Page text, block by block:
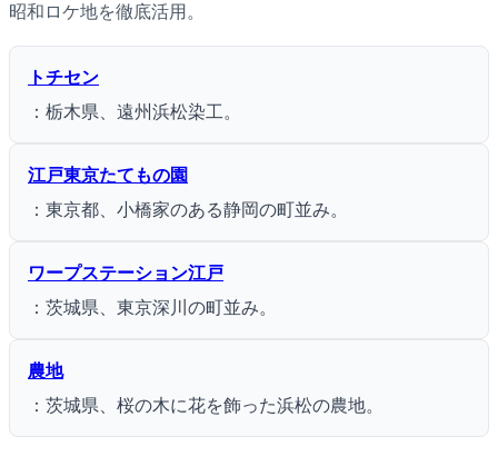
昭和ロケ地を徹底活用。
トチセン
：栃木県、遠州浜松染工。
江戸東京たてもの園
：東京都、小橋家のある静岡の町並み。
ワープステーション江戸
：茨城県、東京深川の町並み。
農地
：茨城県、桜の木に花を飾った浜松の農地。